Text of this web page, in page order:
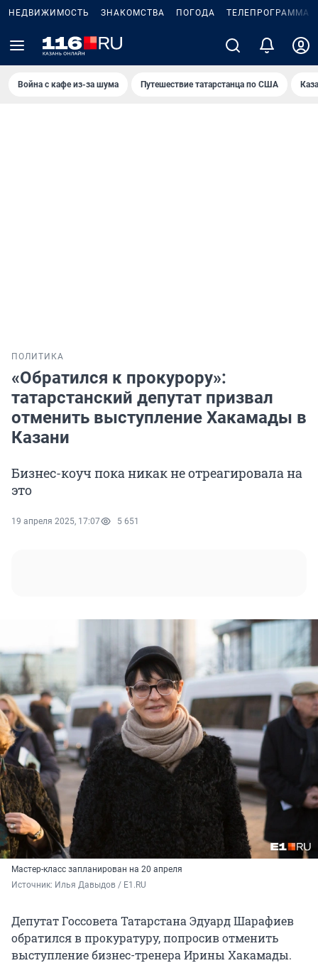
НЕДВИЖИМОСТЬ ЗНАКОМСТВА ПОГОДА ТЕЛЕПРОГРАММА
Война с кафе из-за шума Путешествие татарстанца по США
ПОЛИТИКА
«Обратился к прокурору»:
татарстанский депутат призвал
отменить выступление Хакамады в
Казани
Бизнес-коуч пока никак не отреагировала на
это
19 апреля 2025, 17:07 5 651
Мастер-класс запланирован на 20 апреля
Источник: Илья Давыдов / E1.RU
Депутат Госсовета Татарстана Эдуард Шарафиев
обратился в прокуратуру, попросив отменить
выступление бизнес-тренера Ирины Хакамады.